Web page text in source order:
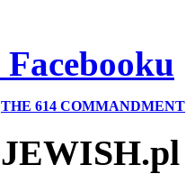
Facebooku
THE 614 COMMANDMENT
JEWISH.pl